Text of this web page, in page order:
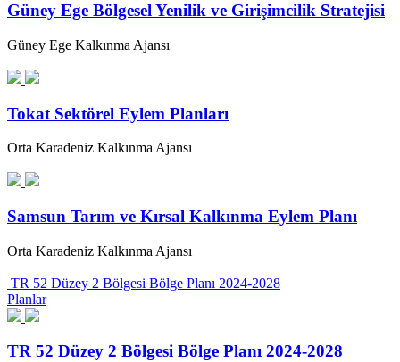
Güney Ege Bölgesel Yenilik ve Girişimcilik Stratejisi
Güney Ege Kalkınma Ajansı
Tokat Sektörel Eylem Planları
Orta Karadeniz Kalkınma Ajansı
Samsun Tarım ve Kırsal Kalkınma Eylem Planı
Orta Karadeniz Kalkınma Ajansı
TR 52 Düzey 2 Bölgesi Bölge Planı 2024-2028
Planlar
TR 52 Düzey 2 Bölgesi Bölge Planı 2024-2028